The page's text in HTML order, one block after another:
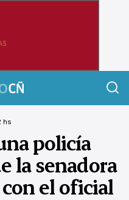
hs
policía
la senadora
el oficial